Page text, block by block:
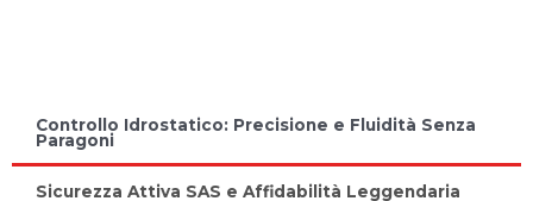
Controllo Idrostatico: Precisione e Fluidità Senza
Paragoni
Sicurezza Attiva SAS e Affidabilità Leggendaria